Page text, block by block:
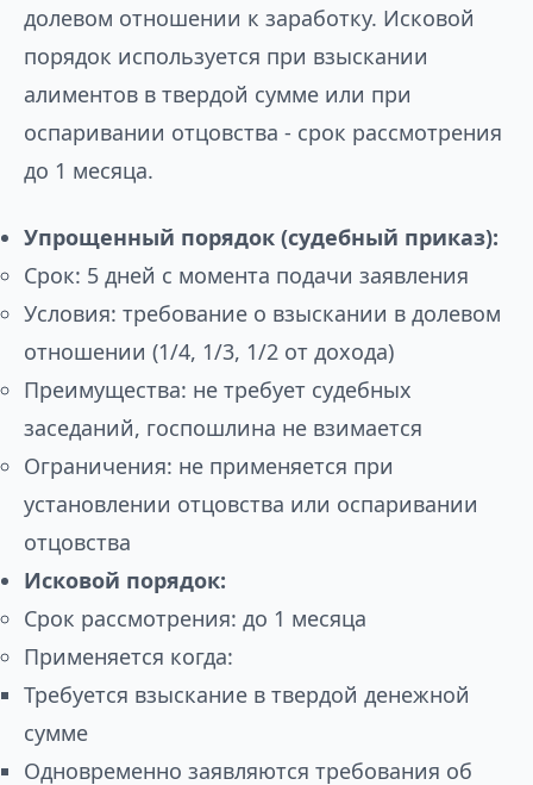
долевом отношении к заработку. Исковой
порядок используется при взыскании
алиментов в твердой сумме или при
оспаривании отцовства - срок рассмотрения
до 1 месяца.
Упрощенный порядок (судебный приказ):
Срок: 5 дней с момента подачи заявления
Условия: требование о взыскании в долевом
отношении (1/4, 1/3, 1/2 от дохода)
Преимущества: не требует судебных
заседаний, госпошлина не взимается
Ограничения: не применяется при
установлении отцовства или оспаривании
отцовства
Исковой порядок:
Срок рассмотрения: до 1 месяца
Применяется когда:
Требуется взыскание в твердой денежной
сумме
Одновременно заявляются требования об